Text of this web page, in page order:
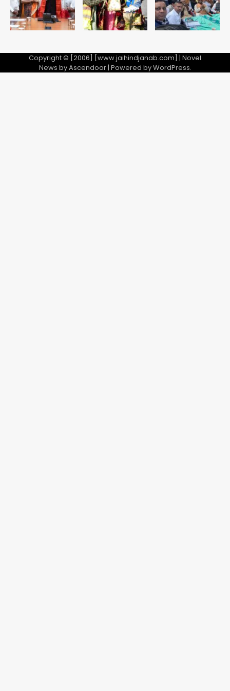
Copyright © [2006] [www.jaihindjanab.com] | Novel
News byAscendoor| Powered byWordPress.